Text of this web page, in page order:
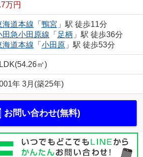
万円
海道本線 「 鴨宮 」駅 徒歩11分
田急小田原線 「 足柄 」駅 徒歩36分
海道本線 「 小田原」駅 徒歩53分
㎡)
年 3月(築25年)
お問い合わせ(無料)